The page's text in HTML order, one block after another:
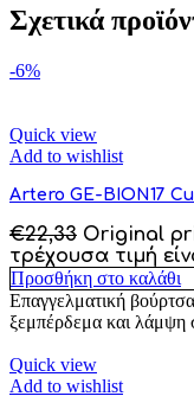
Σχετικά
-6%
Quick view
Add to wishlist
Artero GE-BION17
€22,33 Original
τρέχουσα τιμή
Προσθήκη στο καλάθι
Επαγγελματική
ξεμπέρδεμα και λάμψη
Quick view
Add to wishlist